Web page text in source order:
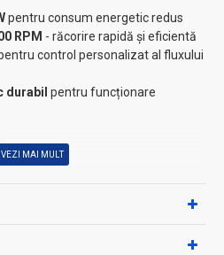
pentru consum energetic redus
RPM - răcorire rapidă și eficientă
control personalizat al fluxului
durabil pentru funcționare
la 80 cm
cm